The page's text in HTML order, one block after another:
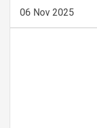
06 Nov 2025